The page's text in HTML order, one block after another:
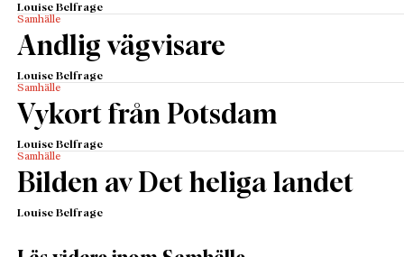
Louise Belfrage
Samhälle
Andlig vägvisare
Louise Belfrage
Samhälle
Vykort från Potsdam
Louise Belfrage
Samhälle
Bilden av Det heliga landet
Louise Belfrage